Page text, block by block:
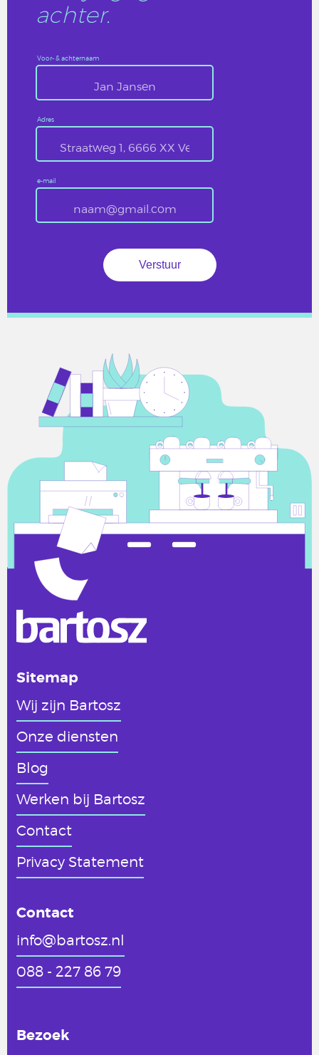
achter.
Voor- & achternaam
Adres
e-mail
Sitemap
Wij zijn Bartosz
Onze diensten
Blog
Werken bij Bartosz
Contact
Privacy Statement
Contact
info@bartosz.nl
088 - 227 86 79
Bezoek